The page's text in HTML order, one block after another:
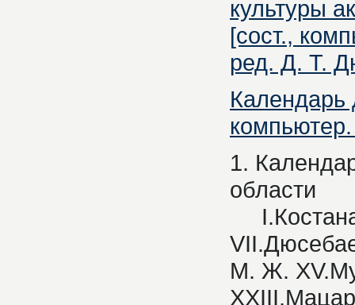
культуры
[сост.,
ред. Д. Т.
Календарь
1.
области
М. Ж.